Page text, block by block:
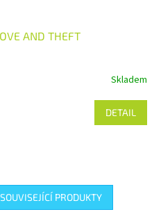
AND THEFT
Skladem
DETAIL
PRODUKTY